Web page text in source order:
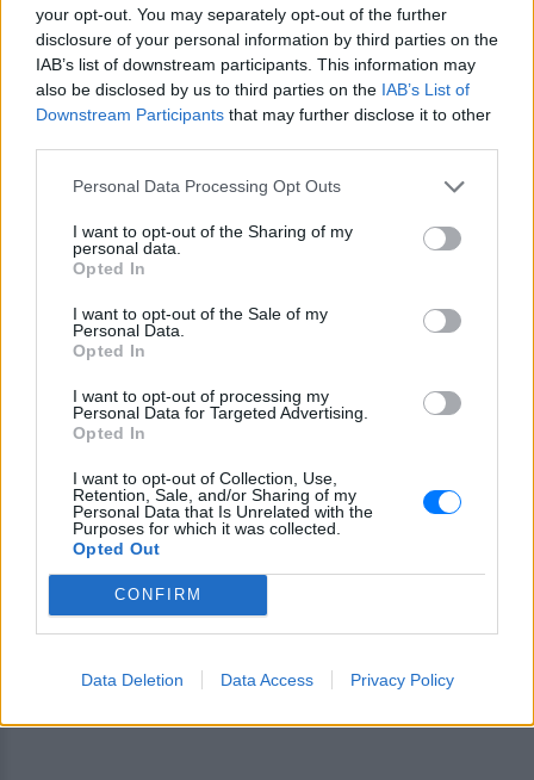
your opt-out. You may separately opt-out of the further
disclosure of your personal information by third parties on the
IAB’s list of downstream participants. This information may
also be disclosed by us to third parties on the IAB’s List of
Downstream Participants that may further disclose it to other
Personal Data Processing Opt Outs
I want to opt-out of the Sharing of my
personal data.
Opted In
I want to opt-out of the Sale of my
Personal Data.
Opted In
I want to opt-out of processing my
Personal Data for Targeted Advertising.
Opted In
I want to opt-out of Collection, Use,
Retention, Sale, and/or Sharing of my
Personal Data that Is Unrelated with the
Purposes for which it was collected.
Opted Out
CONFIRM
Data Deletion Data Access Privacy Policy
Ακολουθήστε το E-Radio.gr στο
Εσύ μπήκες στο E-Daily.gr; Τα νέα της ημέρας
Ακολουθήστε το E-Radio.gr και στο Instagram